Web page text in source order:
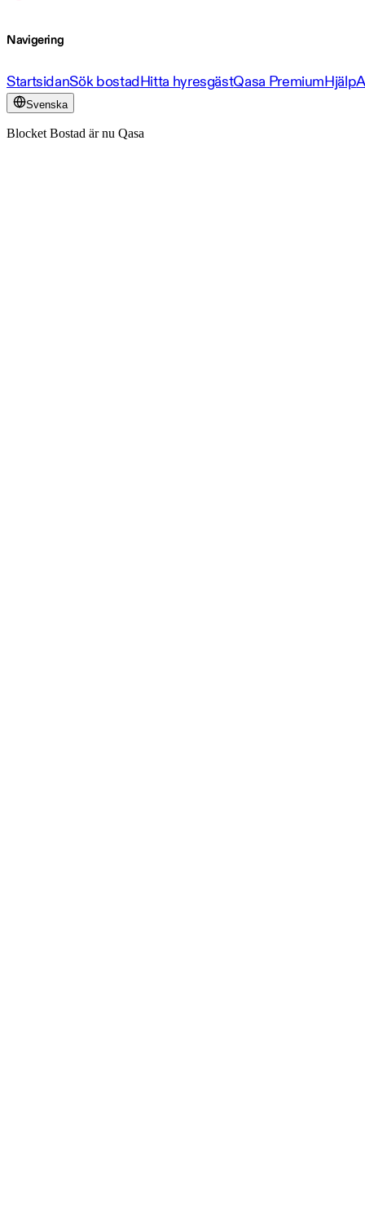
Navigering
StartsidanSök bostadHitta hyresgästQasa PremiumHjälp
Svenska
Blocket Bostad är nu Qasa